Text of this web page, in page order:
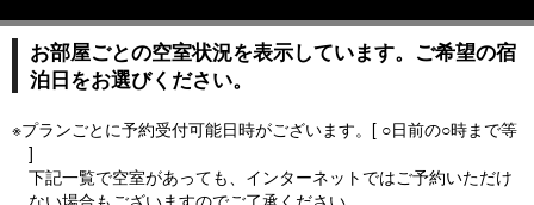
お部屋ごとの空室状況を表示しています。ご希望の宿
泊日をお選びください。
※プランごとに予約受付可能日時がございます。[ ○日前の○時まで等
]
下記一覧で空室があっても、インターネットではご予約いただけ
ない場合もございますのでご了承ください